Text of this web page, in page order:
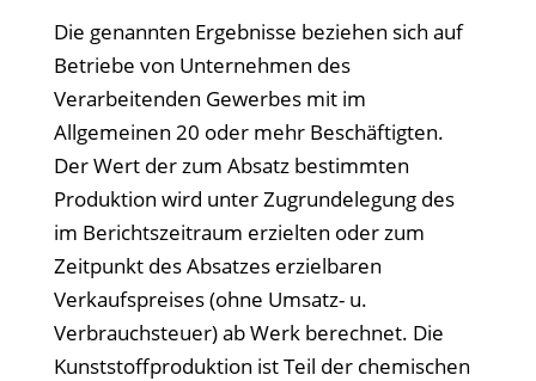
Die genannten Ergebnisse beziehen sich auf
Betriebe von Unternehmen des
Verarbeitenden Gewerbes mit im
Allgemeinen 20 oder mehr Beschäftigten.
Der Wert der zum Absatz bestimmten
Produktion wird unter Zugrundelegung des
im Berichtszeitraum erzielten oder zum
Zeitpunkt des Absatzes erzielbaren
Verkaufspreises (ohne Umsatz- u.
Verbrauchsteuer) ab Werk berechnet. Die
Kunststoffproduktion ist Teil der chemischen